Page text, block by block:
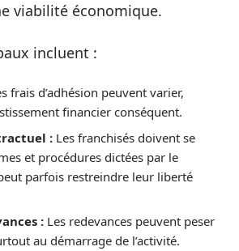
viabilité économique.
incluent :
frais d’adhésion peuvent varier,
financier conséquent.
: Les franchisés doivent se
et procédures dictées par le
parfois restreindre leur liberté
: Les redevances peuvent peser
au démarrage de l’activité.